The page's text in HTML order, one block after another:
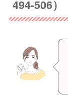
494-506）